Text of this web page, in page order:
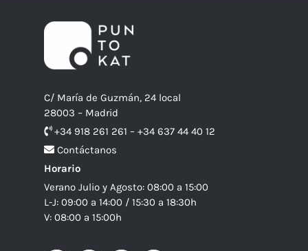
C/ María de Guzmán, 24 local
28003 – Madrid
+34 918 261 261 – +34 637 44 40 12
Contáctanos
Horario
Verano Julio y Agosto: 08:00 a 15:00
L-J: 09:00 a 14:00 / 15:30 a 18:30h
V: 08:00 a 15:00h